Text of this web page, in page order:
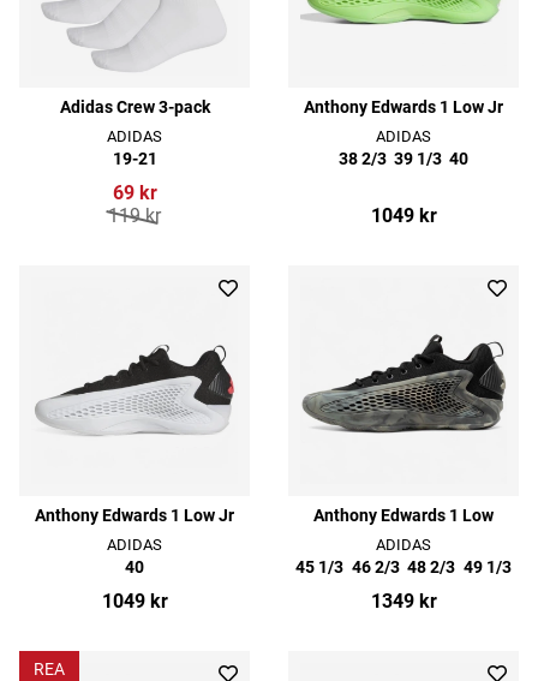
Adidas Crew 3-pack
ADIDAS
19-21
69 kr
119 kr
Anthony Edwards 1 Low Jr
ADIDAS
38 2/3 39 1/3 40
1049 kr
Anthony Edwards 1 Low Jr
ADIDAS
40
1049 kr
Anthony Edwards 1 Low
ADIDAS
45 1/3 46 2/3 48 2/3 49 1/3
1349 kr
REA